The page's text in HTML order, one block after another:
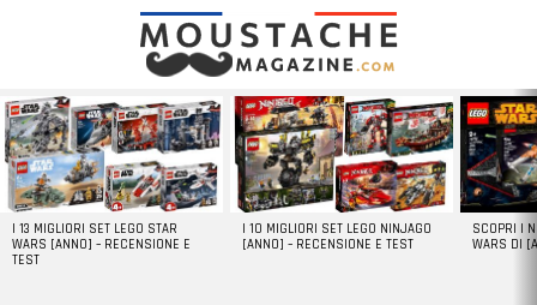
LATEST
STORIES
I 13 MIGLIORI SET LEGO STAR
WARS [ANNO] – RECENSIONE E
TEST
I 10 MIGLIORI SET LEGO NINJAGO
[ANNO] – RECENSIONE E TEST
SCOPRI I
WARS DI